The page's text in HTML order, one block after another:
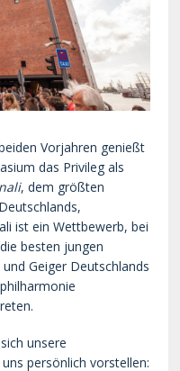
Vorjahren genießt
das Privileg als
, dem größten
ist ein Wettbewerb, bei
besten jungen
Geiger Deutschlands
unsere
persönlich vorstellen: